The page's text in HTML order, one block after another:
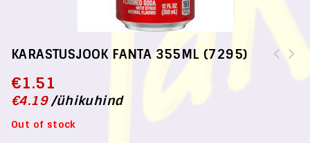
KARASTUSJOOK FANTA 355ML (7295)
€1.51
€4.19 /ühikuhind
Out of stock